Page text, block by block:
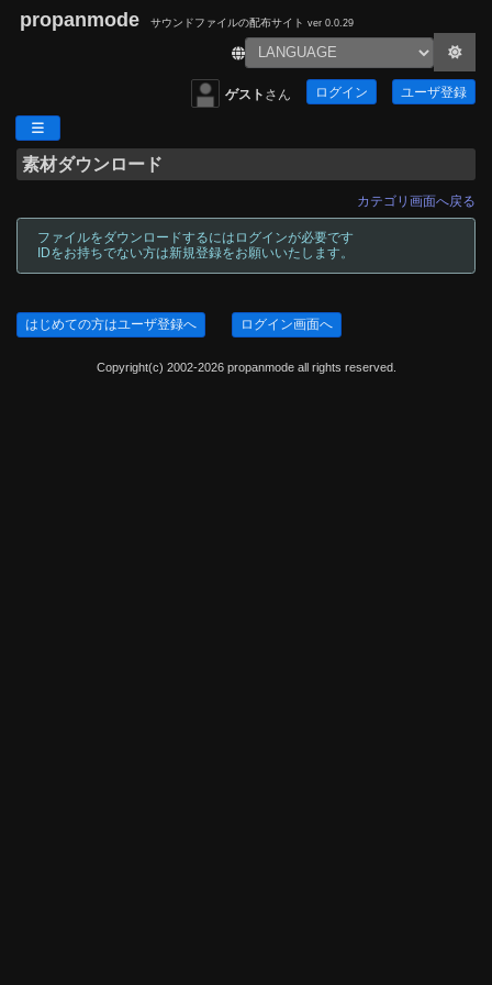
propanmode サウンドファイルの配布サイト ver 0.0.29
ゲスト さん ログイン ユーザ登録
素材ダウンロード
カテゴリ画面へ戻る
ファイルをダウンロードするにはログインが必要です
IDをお持ちでない方は新規登録をお願いいたします。
はじめての方はユーザ登録へ ログイン画面へ
Copyright(c) 2002-2026 propanmode all rights reserved.